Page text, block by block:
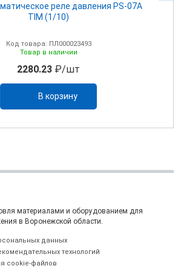
реле давления PS-07A
TIM (1/10)
Код товара: ПЛ000023493
Товар в наличии
2280.23 ₽/шт
В корзину
материалами и оборудованием для
в Воронежской области.
данных
технологий
cookie-файлов